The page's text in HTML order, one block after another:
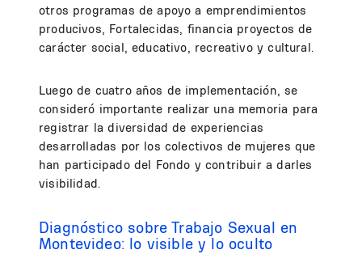
otros programas de apoyo a emprendimientos
producivos, Fortalecidas, financia proyectos de
carácter social, educativo, recreativo y cultural.
Luego de cuatro años de implementación, se
consideró importante realizar una memoria para
registrar la diversidad de experiencias
desarrolladas por los colectivos de mujeres que
han participado del Fondo y contribuir a darles
visibilidad.
Diagnóstico sobre Trabajo Sexual en
Montevideo: lo visible y lo oculto